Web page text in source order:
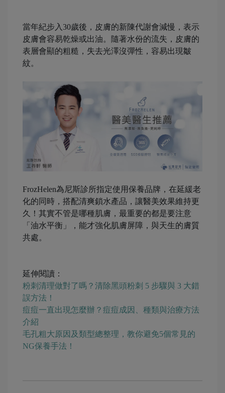
當年紀步入30歲後，皮膚的新陳代謝會減慢，表示
皮膚會容易乾燥或出油。隨著水份的流失，皮膚的
表層會顯的粗糙，失去光澤沒彈性，容易出現皺
紋。
FrozHelen為尼斯診所指定使用保養品牌，在延緩老
化的同時，搭配清爽鎖水產品，讓醫美效果維持更
久！其實不管是哪種肌膚，最重要的都是要注意
「油水平衡」，能才強化肌膚屏障，與天生的膚質
共處。
延伸閱讀：
粉刺清理做對了嗎？清除黑頭粉刺 5 步驟與 3 大錯
誤方法！
痘痘一直出現怎麼辦？痘痘成因、種類與治療方法
介紹
毛孔粗大原因及類型總整理，教你避免5個常見的
NG保養手法！